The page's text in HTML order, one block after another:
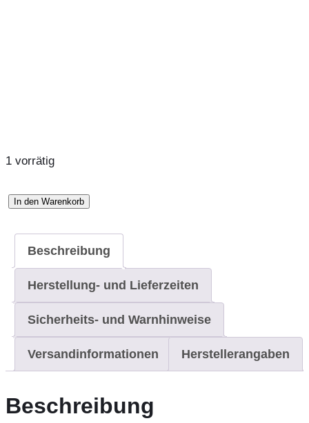
1 vorrätig
Halsband
abnehmbarer
Schleife
Menge
In den Warenkorb
Beschreibung
Herstellung- und Lieferzeiten
Sicherheits- und Warnhinweise
Versandinformationen Herstellerangaben
Beschreibung